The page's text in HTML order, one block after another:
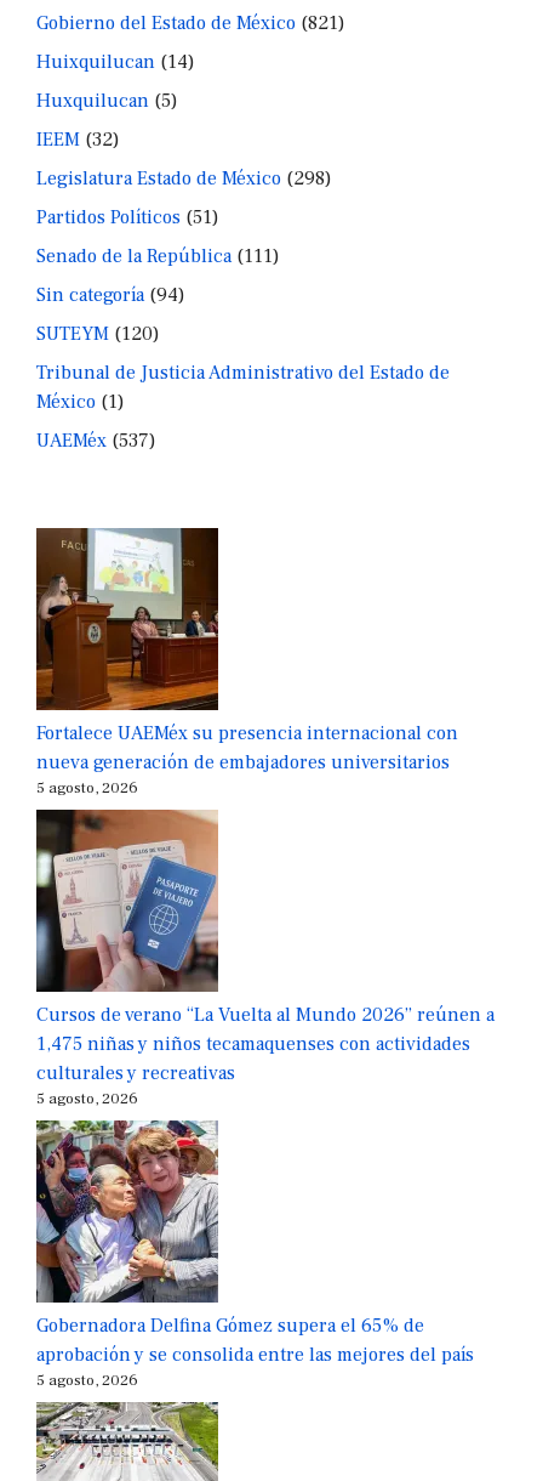
Gobierno del Estado de México (821)
Huixquilucan (14)
Huxquilucan (5)
IEEM (32)
Legislatura Estado de México (298)
Partidos Políticos (51)
Senado de la República(111)
Sin categoría(94)
SUTEYM (120)
Tribunal de Justicia Administrativo del Estado de
México (1)
UAEMéx (537)
Fortalece UAEMéx su presencia internacional con
nueva generación de embajadores universitarios
5 agosto, 2026
Cursos de verano “La Vuelta al Mundo 2026” reúnen a
1,475 niñas y niños tecamaquenses con actividades
culturales y recreativas
5 agosto, 2026
Gobernadora Delfina Gómez supera el 65% de
aprobación y se consolida entre las mejores del país
5 agosto, 2026